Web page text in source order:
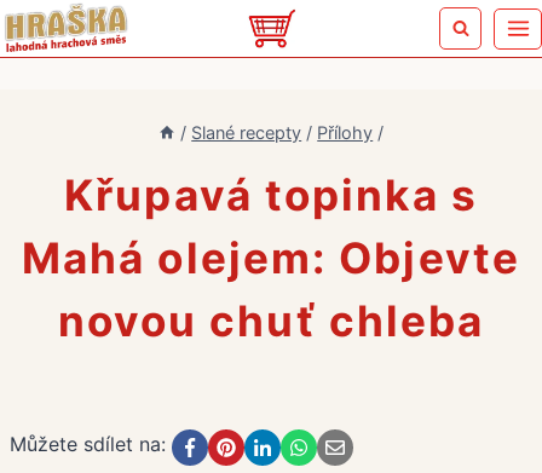
Přeskočit
na
/ Slané recepty / Přílohy /
Křupavá topinka s
Mahá olejem: Objevte
novou chuť chleba
Můžete sdílet na: